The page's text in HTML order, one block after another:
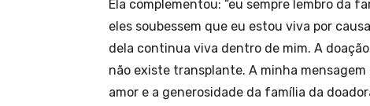
Ela complementou: “eu sempre lembro da
eles soubessem que eu estou viva por
dela continua viva dentro de mim. A
não existe transplante. A minha mensagem
amor e a generosidade da família da